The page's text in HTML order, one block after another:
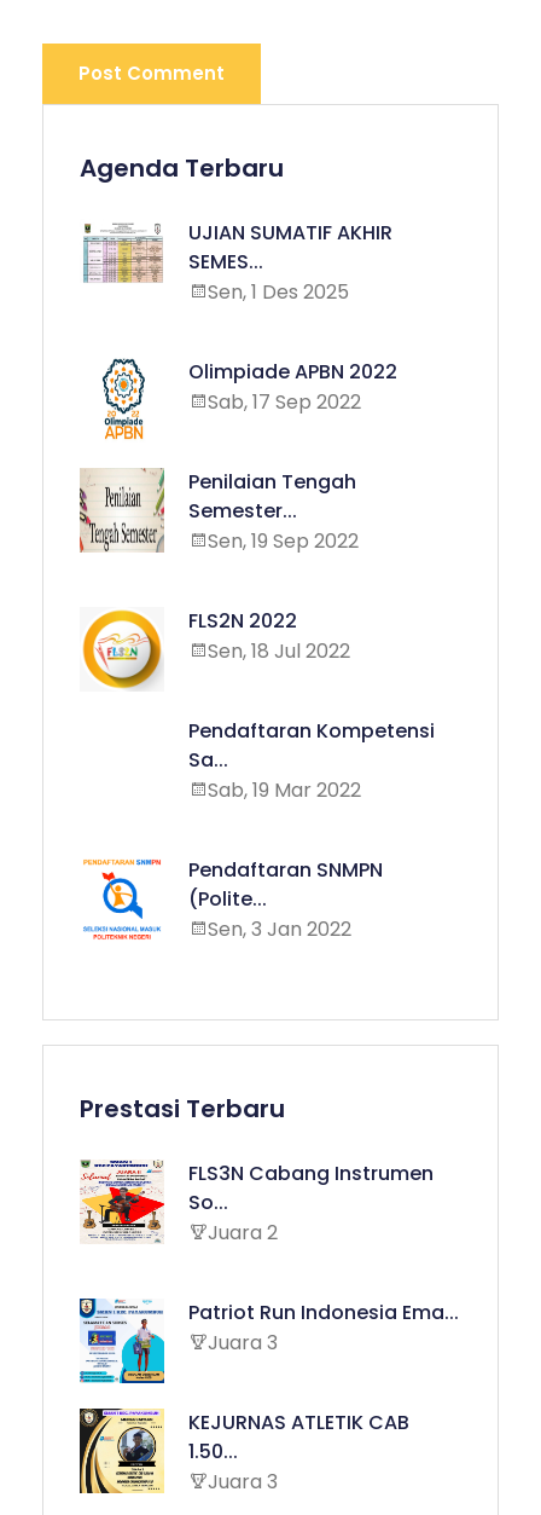
Post Comment
Agenda Terbaru
UJIAN SUMATIF AKHIR
SEMES...
Sen, 1 Des 2025
Olimpiade APBN 2022
Sab, 17 Sep 2022
Penilaian Tengah
Semester...
Sen, 19 Sep 2022
FLS2N 2022
Sen, 18 Jul 2022
Pendaftaran Kompetensi
Sa...
Sab, 19 Mar 2022
Pendaftaran SNMPN
(Polite...
Sen, 3 Jan 2022
Prestasi Terbaru
FLS3N Cabang Instrumen
So...
Juara 2
Patriot Run Indonesia Ema...
Juara 3
KEJURNAS ATLETIK CAB
1.50...
Juara 3